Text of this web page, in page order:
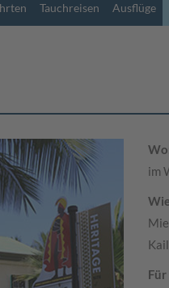
Tauchreisen Ausflüge
im